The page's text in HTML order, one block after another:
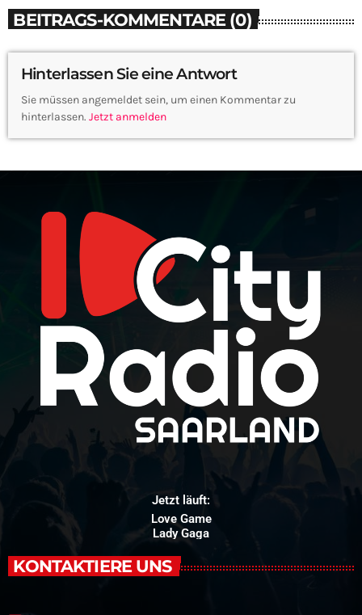
BEITRAGS-KOMMENTARE (0)
Hinterlassen Sie eine Antwort
Sie müssen angemeldet sein, um einen Kommentar zu
hinterlassen. Jetzt anmelden
Jetzt läuft:
Love Game
Lady Gaga
KONTAKTIERE UNS